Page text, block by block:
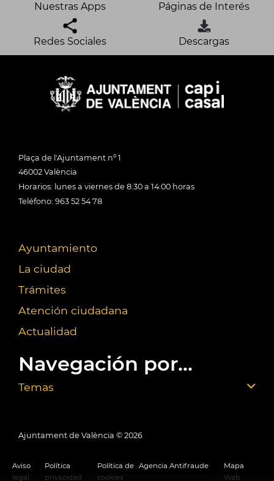
Nuestras Apps Páginas de Interés
Redes Sociales Descargas
Plaça de l'Ajuntament nº 1
46002 València
Horarios: lunes a viernes de 8:30 a 14:00 horas
Teléfono: 963 52 54 78
Ayuntamiento
La ciudad
Trámites
Atención ciudadana
Actualidad
Navegación por...
Temas
Ajuntament de València © 2026
Aviso
legal
Política
privacidad
Política de
cookies
Agencia Antifraude
Mapa
Web